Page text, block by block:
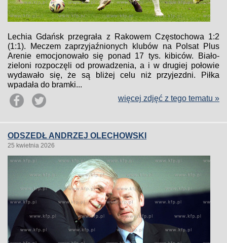
Lechia Gdańsk przegrała z Rakowem Częstochowa 1:2
(1:1). Meczem zaprzyjaźnionych klubów na Polsat Plus
Arenie emocjonowało się ponad 17 tys. kibiców. Biało-
zieloni rozpoczęli od prowadzenia, a i w drugiej połowie
wydawało się, że są bliżej celu niż przyjezdni. Piłka
wpadała do bramki...
więcej zdjęć z tego tematu »
ODSZEDŁ ANDRZEJ OLECHOWSKI
25 kwietnia 2026